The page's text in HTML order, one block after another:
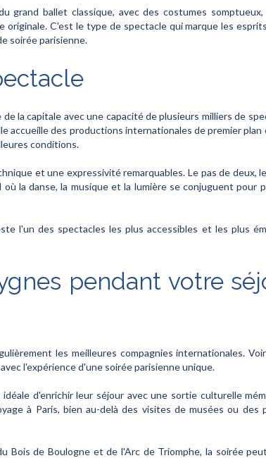
grand ballet classique, avec des costumes somptueux,
C'est le type de spectacle qui marque les
soirée parisienne.
la capitale avec une capacité de plusieurs milliers de
accueille des productions internationales de premier
conditions.
et une expressivité remarquables. Le pas de deux,
la danse, la musique et la lumière se conjuguent pour
l'un des spectacles les plus accessibles et les plus
pendant votre
les meilleures compagnies internationales.
l'expérience d'une soirée parisienne unique.
d'enrichir leur séjour avec une sortie culturelle
à Paris, bien au-delà des visites de musées ou des
Bois de Boulogne et de l'Arc de Triomphe, la soirée